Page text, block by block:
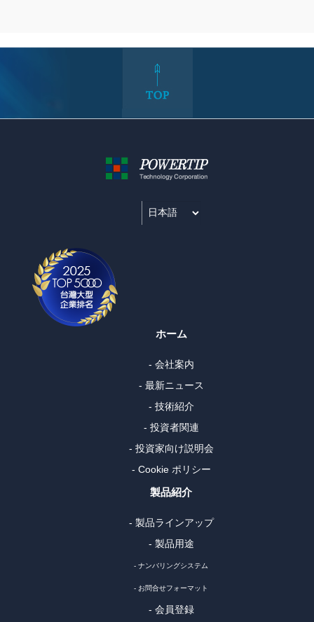
ホーム
- 会社案内
- 最新ニュース
- 技術紹介
- 投資者関連
- 投資家向け説明会
- Cookie ポリシー
製品紹介
- 製品ラインアップ
- 製品用途
- ナンバリングシステム
- お問合せフォーマット
- 会員登録